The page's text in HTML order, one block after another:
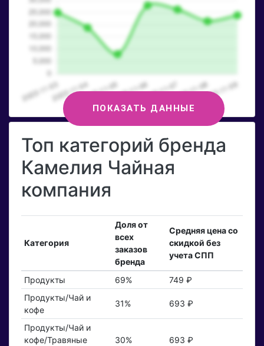
ПОКАЗАТЬ ДАННЫЕ
Топ категорий бренда
Камелия Чайная
компания
Категория
Доля от
всех
заказов
бренда
Средняя цена со
скидкой без
учета СПП
Продукты 69%
749 ₽
Продукты/Чай и
кофе
31% 693 ₽
Продукты/Чай и
кофе/Травяные
30% 693 ₽